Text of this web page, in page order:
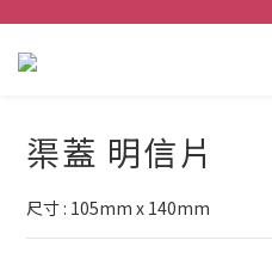
渠蓋 明信片
尺寸 : 105mm x 140mm